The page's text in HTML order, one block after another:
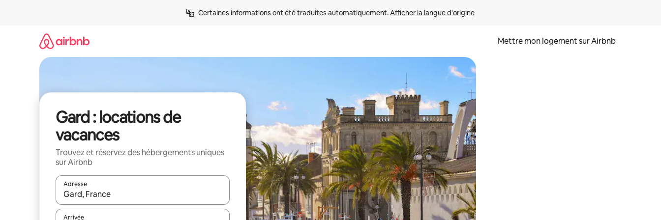
Certaines informations ont été traduites automatiquement. Afficher la langue d'origine
Mettre mon logement sur Airbnb
Gard : locations de
vacances
Trouvez et réservez des hébergements uniques
sur Airbnb
Adresse
Lorsque les résultats s'affichent, utilisez les flèches vers le haut et vers le bas pour les parcourir ou en appuyant et en faisant glisser.
Arrivée